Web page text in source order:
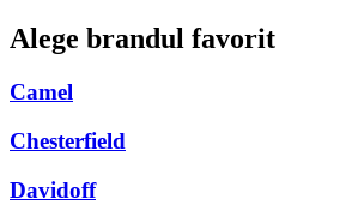
Alege brandul favorit
Camel
Chesterfield
Davidoff